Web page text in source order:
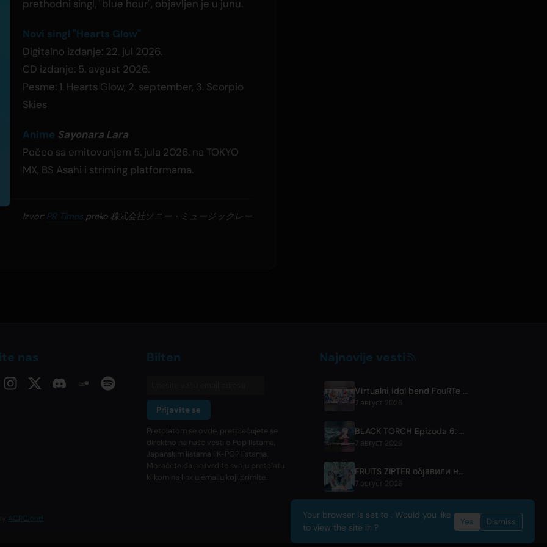
prethodni singl, "blue hour", objavljen je u junu.
Novi singl "Hearts Glow"
Digitalno izdanje: 22. jul 2026.
CD izdanje: 5. avgust 2026.
Pesme: 1. Hearts Glow, 2. september, 3. Scorpio
Skies
Anime Sayonara Lara
Počeo sa emitovanjem 5. jula 2026. na TOKYO
MX, BS Asahi i striming platformama.
Izvor: PR Times preko 株式会社ソニー・ミュージックレー
nas Bilten
Prijavite se
Pretplatom se ovde, pretplaćujete se
direktno na naše vesti o Pop listama,
Japanskim listama i K-POP listama.
Moraćete da potvrdite svoju pretplatu
klikom na link u emailu koji primite.
Najnovije vesti
Virtualni idol bend FouRTe Project debitovao albumom 'ALL IN' u produkciji ☆Taku Takahashija iz m-floa
7 август 2026
BLACK TORCH Epizoda 6: Najava i detalji o strimovanju
7 август 2026
FRUITS ZIPTER објавили нову колаборативну песму '1,2,3,FOOOOUR'
7 август 2026
ACRCloud
Your browser is set to . Would you like
to view the site in ?
Yes Dismiss